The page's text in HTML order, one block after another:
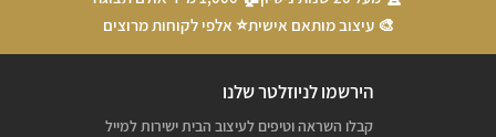
🎨 עיצוב מותאם אישית⭐ אלפי לקוחות מרוצים
הירשמו לניוזלטר שלנו
קבלו השראה וטיפים לעיצוב הבית ישירות למייל